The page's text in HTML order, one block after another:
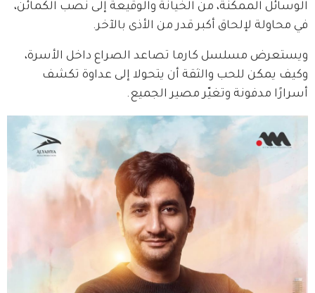
الوسائل الممكنة، من الخيانة والوقيعة إلى نصب الكمائن،
في محاولة لإلحاق أكبر قدر من الأذى بالآخر.
ويستعرض مسلسل كارما تصاعد الصراع داخل الأسرة،
وكيف يمكن للحب والثقة أن يتحولا إلى عداوة تكشف
أسرارًا مدفونة وتغيّر مصير الجميع.